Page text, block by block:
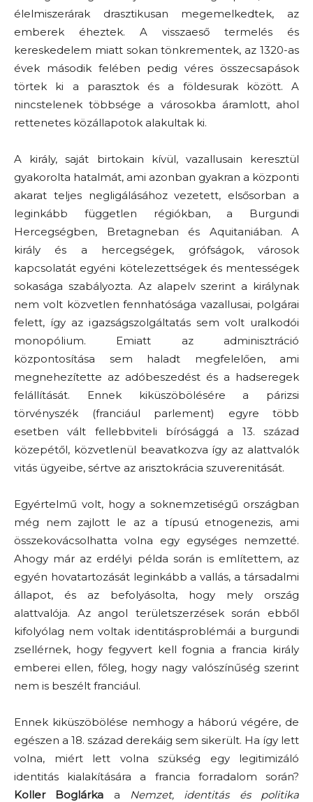
élelmiszerárak drasztikusan megemelkedtek, az
emberek éheztek. A visszaeső termelés és
kereskedelem miatt sokan tönkrementek, az 1320-as
évek második felében pedig véres összecsapások
törtek ki a parasztok és a földesurak között. A
nincstelenek többsége a városokba áramlott, ahol
rettenetes közállapotok alakultak ki.
A király, saját birtokain kívül, vazallusain keresztül
gyakorolta hatalmát, ami azonban gyakran a központi
akarat teljes negligálásához vezetett, elsősorban a
leginkább független régiókban, a Burgundi
Hercegségben, Bretagneban és Aquitaniában. A
király és a hercegségek, grófságok, városok
kapcsolatát egyéni kötelezettségek és mentességek
sokasága szabályozta. Az alapelv szerint a királynak
nem volt közvetlen fennhatósága vazallusai, polgárai
felett, így az igazságszolgáltatás sem volt uralkodói
monopólium. Emiatt az adminisztráció
központosítása sem haladt megfelelően, ami
megnehezítette az adóbeszedést és a hadseregek
felállítását. Ennek kiküszöbölésére a párizsi
törvényszék (franciául parlement) egyre több
esetben vált fellebbviteli bírósággá a 13. század
közepétől, közvetlenül beavatkozva így az alattvalók
vitás ügyeibe, sértve az arisztokrácia szuverenitását.
Egyértelmű volt, hogy a soknemzetiségű országban
még nem zajlott le az a típusú etnogenezis, ami
összekovácsolhatta volna egy egységes nemzetté.
Ahogy már az erdélyi példa során is említettem, az
egyén hovatartozását leginkább a vallás, a társadalmi
állapot, és az befolyásolta, hogy mely ország
alattvalója. Az angol területszerzések során ebből
kifolyólag nem voltak identitásproblémái a burgundi
zsellérnek, hogy fegyvert kell fognia a francia király
emberei ellen, főleg, hogy nagy valószínűség szerint
nem is beszélt franciául.
Ennek kiküszöbölése nemhogy a háború végére, de
egészen a 18. század derekáig sem sikerült. Ha így lett
volna, miért lett volna szükség egy legitimizáló
identitás kialakítására a francia forradalom során?
Koller Boglárka a Nemzet, identitás és politika